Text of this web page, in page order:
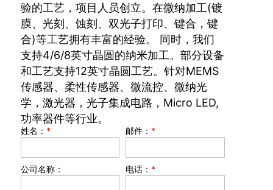
验的工艺，项目人员创立。在微纳加工(镀
膜、光刻、蚀刻、双光子打印、键合，键
合)等工艺拥有丰富的经验。 同时，我们
支持4/6/8英寸晶圆的纳米加工。部分设备
和工艺支持12英寸晶圆工艺。针对MEMS
传感器、柔性传感器、微流控、微纳光
学，激光器，光子集成电路，Micro LED,
功率器件等行业。
姓名： * 邮件： *
公司名称： 电话： *